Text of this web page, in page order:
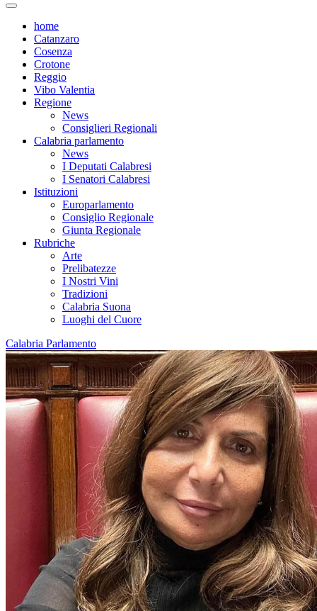
home
Catanzaro
Cosenza
Crotone
Reggio
Vibo Valentia
Regione
News
Consiglieri Regionali
Calabria parlamento
News
I Deputati Calabresi
I Senatori Calabresi
Istituzioni
Europarlamento
Consiglio Regionale
Giunta Regionale
Rubriche
Arte
Prelibatezze
I Nostri Vini
Tradizioni
Calabria Suona
Luoghi del Cuore
Calabria Parlamento